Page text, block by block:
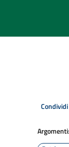
Condividi
Argomenti: